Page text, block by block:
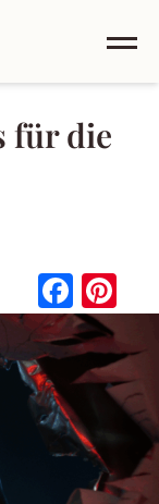
für die